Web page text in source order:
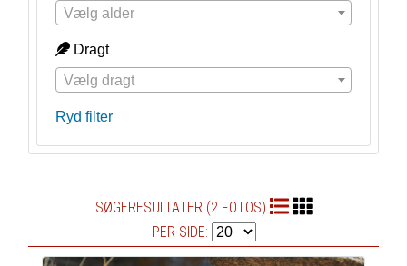
Vælg alder
Dragt
Vælg dragt
Ryd filter
SØGERESULTATER (2 FOTOS)
PER SIDE: